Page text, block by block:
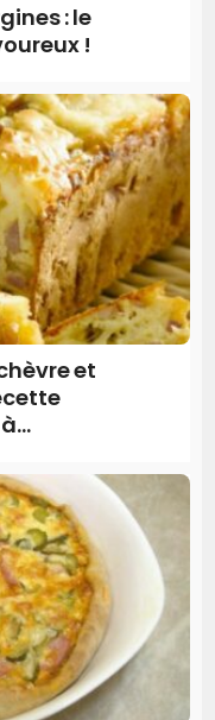
: le
!
et